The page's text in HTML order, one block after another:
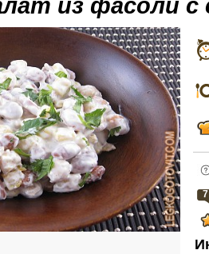
из фасоли с
7